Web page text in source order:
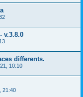
v.3.8.0
differents.
10:10
21:40